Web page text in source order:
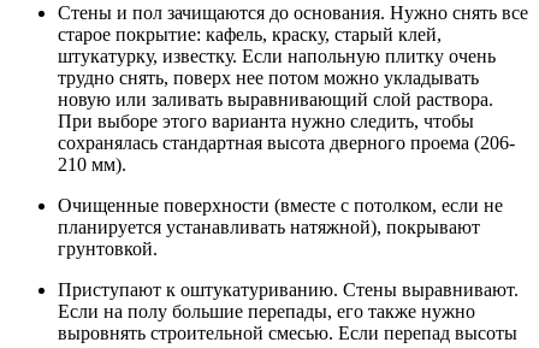
Стены и пол зачищаются до основания. Нужно снять все
старое покрытие: кафель, краску, старый клей,
штукатурку, известку. Если напольную плитку очень
трудно снять, поверх нее потом можно укладывать
новую или заливать выравнивающий слой раствора.
При выборе этого варианта нужно следить, чтобы
сохранялась стандартная высота дверного проема (206-
210 мм).
Очищенные поверхности (вместе с потолком, если не
планируется устанавливать натяжной), покрывают
грунтовкой.
Приступают к оштукатуриванию. Стены выравнивают.
Если на полу большие перепады, его также нужно
выровнять строительной смесью. Если перепад высоты